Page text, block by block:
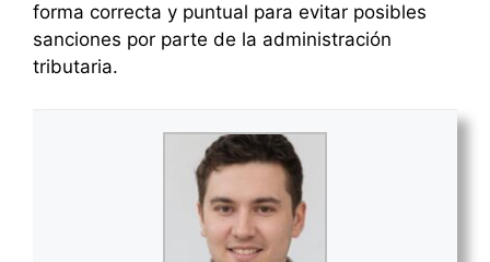
forma correcta y puntual para evitar posibles
sanciones por parte de la administración
tributaria.